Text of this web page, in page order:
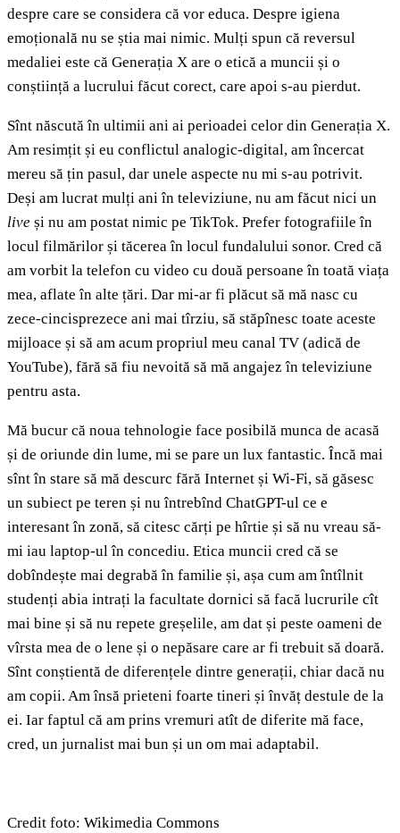
despre care se considera că vor educa. Despre igiena
emoțională nu se știa mai nimic. Mulți spun că reversul
medaliei este că Generația X are o etică a muncii și o
conștiință a lucrului făcut corect, care apoi s-au pierdut.
Sînt născută în ultimii ani ai perioadei celor din Generația X.
Am resimțit și eu conflictul analogic-digital, am încercat
mereu să țin pasul, dar unele aspecte nu mi s-au potrivit.
Deși am lucrat mulți ani în televiziune, nu am făcut nici un
live și nu am postat nimic pe TikTok. Prefer fotografiile în
locul filmărilor și tăcerea în locul fundalului sonor. Cred că
am vorbit la telefon cu video cu două persoane în toată viața
mea, aflate în alte țări. Dar mi-ar fi plăcut să mă nasc cu
zece-cincisprezece ani mai tîrziu, să stăpînesc toate aceste
mijloace și să am acum propriul meu canal TV (adică de
YouTube), fără să fiu nevoită să mă angajez în televiziune
pentru asta.
Mă bucur că noua tehnologie face posibilă munca de acasă
și de oriunde din lume, mi se pare un lux fantastic. Încă mai
sînt în stare să mă descurc fără Internet și Wi-Fi, să găsesc
un subiect pe teren și nu întrebînd ChatGPT-ul ce e
interesant în zonă, să citesc cărți pe hîrtie și să nu vreau să-
mi iau laptop-ul în concediu. Etica muncii cred că se
dobîndește mai degrabă în familie și, așa cum am întîlnit
studenți abia intrați la facultate dornici să facă lucrurile cît
mai bine și să nu repete greșelile, am dat și peste oameni de
vîrsta mea de o lene și o nepăsare care ar fi trebuit să doară.
Sînt conștientă de diferențele dintre generații, chiar dacă nu
am copii. Am însă prieteni foarte tineri și învăț destule de la
ei. Iar faptul că am prins vremuri atît de diferite mă face,
cred, un jurnalist mai bun și un om mai adaptabil.
Credit foto: Wikimedia Commons